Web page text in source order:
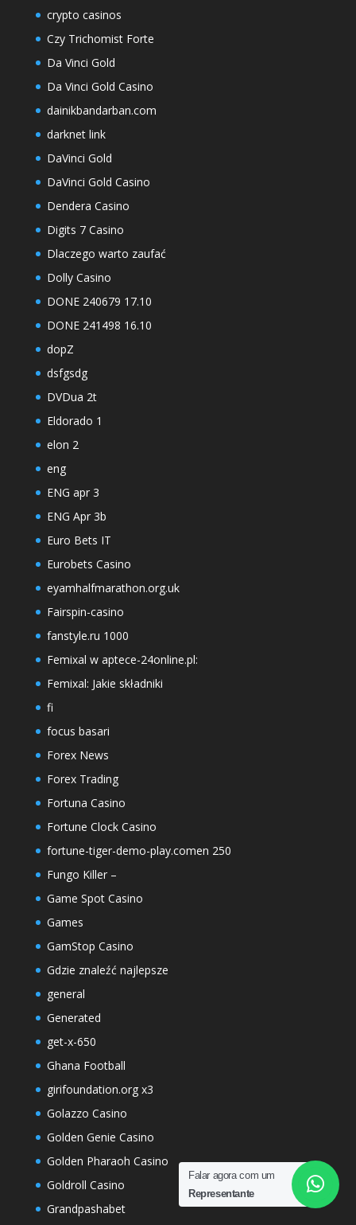
Falar agora com um
Representante
crypto casinos
Czy Trichomist Forte
Da Vinci Gold
Da Vinci Gold Casino
dainikbandarban.com
darknet link
DaVinci Gold
DaVinci Gold Casino
Dendera Casino
Digits 7 Casino
Dlaczego warto zaufać
Dolly Casino
DONE 240679 17.10
DONE 241498 16.10
dopZ
dsfgsdg
DVDua 2t
Eldorado 1
elon 2
eng
ENG apr 3
ENG Apr 3b
Euro Bets IT
Eurobets Casino
eyamhalfmarathon.org.uk
Fairspin-casino
fanstyle.ru 1000
Femixal w aptece-24online.pl:
Femixal: Jakie składniki
fi
focus basari
Forex News
Forex Trading
Fortuna Casino
Fortune Clock Casino
fortune-tiger-demo-play.comen 250
Fungo Killer –
Game Spot Casino
Games
GamStop Casino
Gdzie znaleźć najlepsze
general
Generated
get-x-650
Ghana Football
girifoundation.org x3
Golazzo Casino
Golden Genie Casino
Golden Pharaoh Casino
Goldroll Casino
Grandpashabet